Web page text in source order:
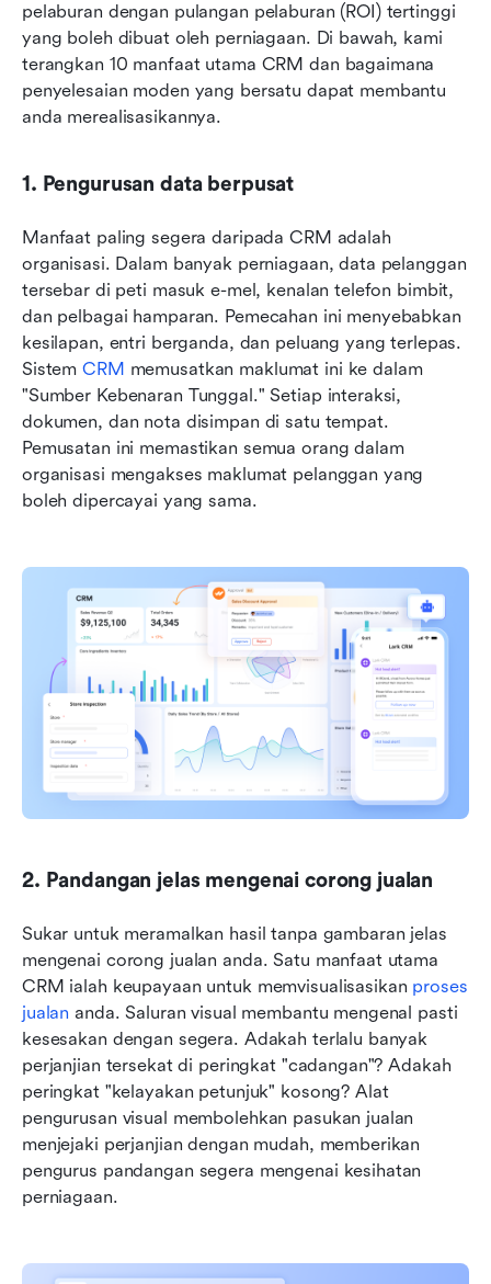
pelaburan dengan pulangan pelaburan (ROI) tertinggi
yang boleh dibuat oleh perniagaan. Di bawah, kami
terangkan 10 manfaat utama CRM dan bagaimana
penyelesaian moden yang bersatu dapat membantu
anda merealisasikannya.
1. Pengurusan data berpusat
Manfaat paling segera daripada CRM adalah
organisasi. Dalam banyak perniagaan, data pelanggan
tersebar di peti masuk e-mel, kenalan telefon bimbit,
dan pelbagai hamparan. Pemecahan ini menyebabkan
kesilapan, entri berganda, dan peluang yang terlepas.
Sistem CRM memusatkan maklumat ini ke dalam
"Sumber Kebenaran Tunggal." Setiap interaksi,
dokumen, dan nota disimpan di satu tempat.
Pemusatan ini memastikan semua orang dalam
organisasi mengakses maklumat pelanggan yang
boleh dipercayai yang sama.
2. Pandangan jelas mengenai corong jualan
Sukar untuk meramalkan hasil tanpa gambaran jelas
mengenai corong jualan anda. Satu manfaat utama
CRM ialah keupayaan untuk memvisualisasikan proses
jualan anda. Saluran visual membantu mengenal pasti
kesesakan dengan segera. Adakah terlalu banyak
perjanjian tersekat di peringkat "cadangan"? Adakah
peringkat "kelayakan petunjuk" kosong? Alat
pengurusan visual membolehkan pasukan jualan
menjejaki perjanjian dengan mudah, memberikan
pengurus pandangan segera mengenai kesihatan
perniagaan.